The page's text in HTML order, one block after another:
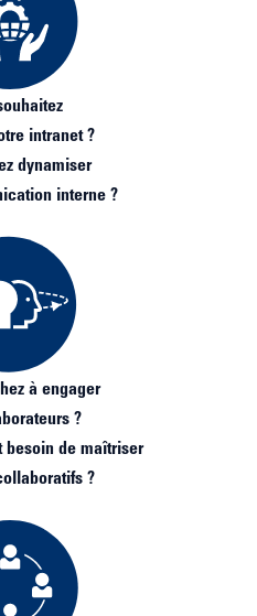
intranet ?
dynamiser
interne ?
à engager
?
besoin de maîtriser
?